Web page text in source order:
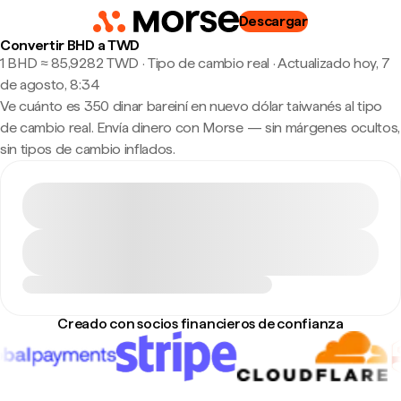
Descargar
Convertir BHD a TWD
1 BHD ≈ 85,9282 TWD · Tipo de cambio real ·Actualizado hoy, 7
de agosto, 8:34
Ve cuánto es 350 dinar bareiní en nuevo dólar taiwanés al tipo
de cambio real. Envía dinero con Morse — sin márgenes ocultos,
sin tipos de cambio inflados.
Creado con socios financieros de confianza